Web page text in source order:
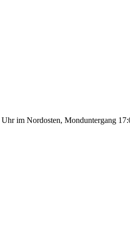
im Nordosten, Monduntergang